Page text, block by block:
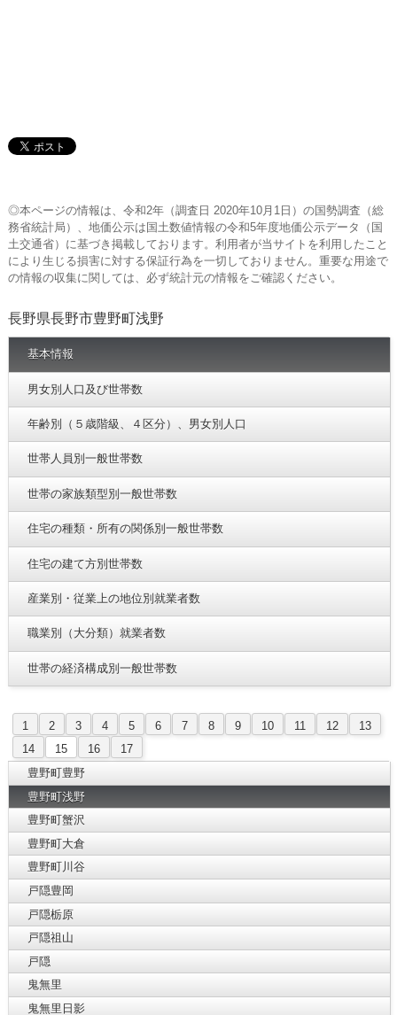
◎本ページの情報は、令和2年（調査日 2020年10月1日）の国勢調査（総
務省統計局）、地価公示は国土数値情報の令和5年度地価公示データ（国
土交通省）に基づき掲載しております。利用者が当サイトを利用したこと
により生じる損害に対する保証行為を一切しておりません。重要な用途で
の情報の収集に関しては、必ず統計元の情報をご確認ください。
長野県長野市豊野町浅野
基本情報
男女別人口及び世帯数
年齢別（５歳階級、４区分）、男女別人口
世帯人員別一般世帯数
世帯の家族類型別一般世帯数
住宅の種類・所有の関係別一般世帯数
住宅の建て方別世帯数
産業別・従業上の地位別就業者数
職業別（大分類）就業者数
世帯の経済構成別一般世帯数
1 2 3 4 5 6 7 8 9 10 11 12
13
14
15 16
17
豊野町豊野
豊野町浅野
豊野町蟹沢
豊野町大倉
豊野町川谷
戸隠豊岡
戸隠栃原
戸隠祖山
戸隠
鬼無里
鬼無里日影